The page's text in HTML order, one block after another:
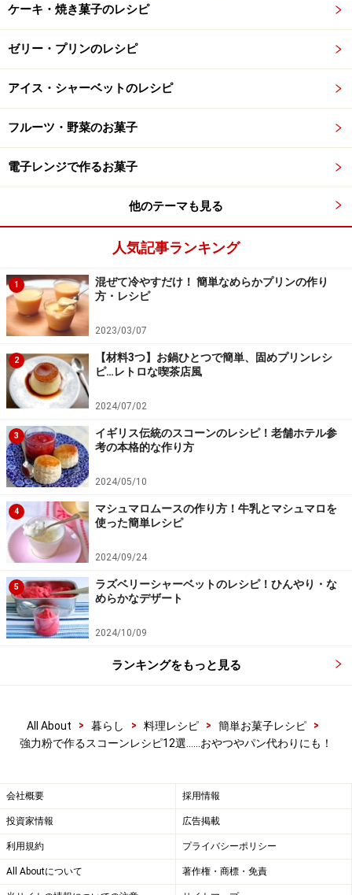
強力粉だけで作るシェフのこだわりスコー
出典： シェフのこだわりレシピ（スコーン）｜東京のレ
ストランならホテルオークラ東京
ホテルオークラ東京のシェフこだわりスコーンレシピで
す。強力粉だけで作るので、混ぜ方次第で仕上がりが変
わってきます。基本の作り方が出来れば、自宅でもおい
しいスコーンが簡単に楽しめます。是非挑戦してみて下
さい。
強力粉だけで作る◎ お勧めスコーン簡単レ
シピ
出典： ザクほろ♡強力粉でプルーンと紅茶のスコーン
by シュリンピさん | レシピブログ - 料理ブログのレシピ
満載！
バターの代わりにクリームチーズ、薄力粉の代わりに強
力粉を使用して、ザクほろなスコーンに。更にその中に
きます。
ケーキ・焼き菓子のレシピ
ゼリー・プリンのレシピ
アイス・シャーベットのレシピ
フルーツ・野菜のお菓子
電子レンジで作るお菓子
他のテーマも見る
人気記事ランキング
1
混ぜて冷やすだけ！ 簡単なめらかプリンの作り
方・レシピ
2023/03/07
2
【材料3つ】お鍋ひとつで簡単、固めプリンレシ
ピ…レトロな喫茶店風
2024/07/02
3
イギリス伝統のスコーンのレシピ！老舗ホテル参
考の本格的な作り方
2024/05/10
4
マシュマロムースの作り方！牛乳とマシュマロを
使った簡単レシピ
2024/09/24
5
ラズベリーシャーベットのレシピ！ひんやり・な
めらかなデザート
2024/10/09
ランキングをもっと見る
All About > 暮らし > 料理レシピ > 簡単お菓子レシピ
>
強力粉で作るスコーンレシピ12選……おやつやパン代わりにも！
会社概要 採用情報
投資家情報 広告掲載
利用規約 プライバシーポリシー
All Aboutについて 著作権・商標・免責